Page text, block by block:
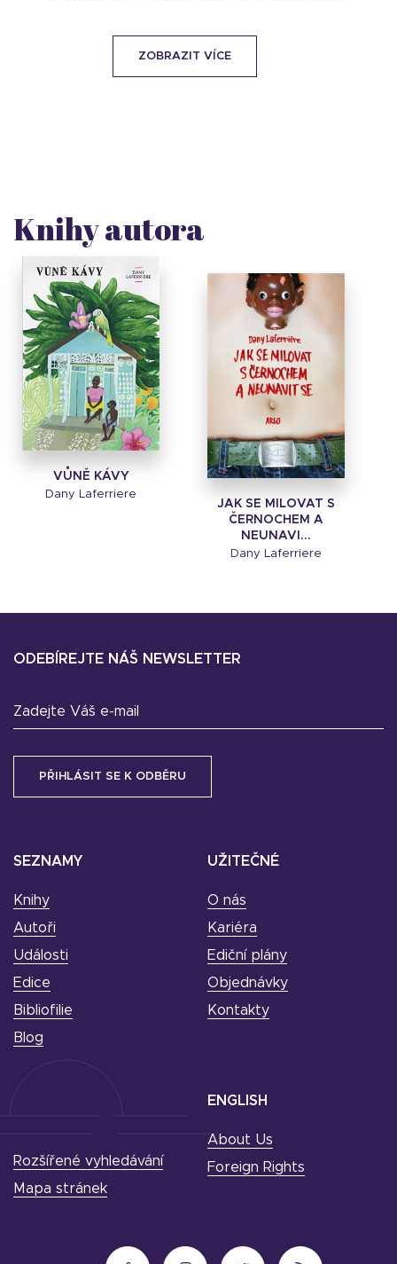
ZOBRAZIT VÍCE
Knihy autora
VŮNĚ KÁVY
Dany Laferriere
JAK SE MILOVAT S
ČERNOCHEM A
NEUNAVI...
Dany Laferriere
SEZNAMY
Knihy
Autoři
Události
Edice
Bibliofilie
Blog
UŽITEČNÉ
O nás
Kariéra
Ediční plány
Objednávky
Kontakty
ODEBÍREJTE NÁŠ NEWSLETTER
Zadejte Váš e-mail
ENGLISH
About Us
Foreign Rights
Rozšířené vyhledávání
Mapa stránek